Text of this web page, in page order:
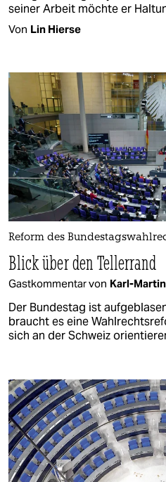
seiner Arbeit möchte er
Von Lin Hierse
Reform des
Blick über den Tellerrand
Gastkommentar von Karl-
Der Bundestag ist
braucht es eine
sich an der Schweiz